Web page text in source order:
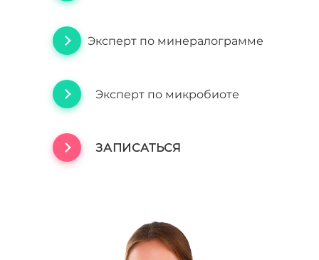
Эксперт по минералограмме
Эксперт по микробиоте
ЗАПИСАТЬСЯ